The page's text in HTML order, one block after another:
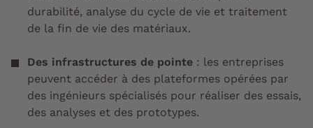
durabilité, analyse du cycle de vie et traitement
de la fin de vie des matériaux.
Des infrastructures de pointe : les entreprises
peuvent accéder à des plateformes opérées par
des ingénieurs spécialisés pour réaliser des essais,
des analyses et des prototypes.